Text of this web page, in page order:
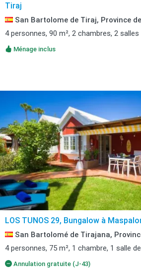
Tiraj
San Bartolome de Tiraj, Province
4 personnes, 90 m², 2 chambres, 2 salles
Ménage inclus
LOS TUNOS 29, Bungalow à
San Bartolomé de Tirajana,
4 personnes, 75 m², 1 chambre, 1 salle
Annulation gratuite (J-43)